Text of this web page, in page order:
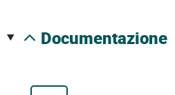
documentazione